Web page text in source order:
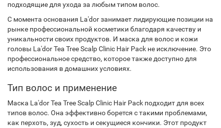
подходящие для ухода за любым типом волос.
С момента основания La'dor занимает лидирующие позиции на
рынке профессиональной косметики благодаря качеству и
уникальности своих продуктов. И маска для волос и кожи
головы La'dor Tea Tree Scalp Clinic Hair Pack не исключение. Это
профессиональное средство, которое также доступно для
использования в домашних условиях.
Тип волос и применение
Маска La'dor Tea Tree Scalp Clinic Hair Pack подходит для всех
типов волос. Она эффективно борется с такими проблемами,
как перхоть, зуд, сухость и секущиеся кончики. Этот продукт